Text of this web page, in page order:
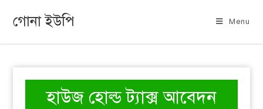
গোনা ইউপি Menu
হাউজ হোল্ড ট্যাক্স আবেদন